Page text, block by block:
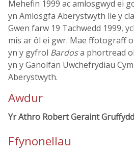
Mehefin 1999 ac amlosgwyd ei
yn Amlosgfa Aberystwyth lle y
Gwen farw 19 Tachwedd 1999,
mis ar ôl ei gwr. Mae ffotograff o
yn y gyfrol Bardosa phortread
yn y Ganolfan Uwchefrydiau
Aberystwyth.
Awdur
Yr Athro Robert Geraint Gruffydd
Ffynonellau